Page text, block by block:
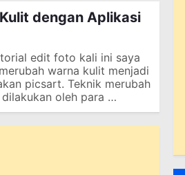
dengan Aplikasi
edit foto kali ini saya
warna kulit menjadi
picsart. Teknik merubah
oleh para …